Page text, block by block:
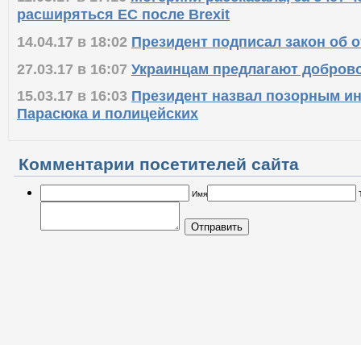
расширяться ЕС после Brexit
14.04.17 в 18:02 Президент подписал закон об
27.03.17 в 16:07 Украинцам предлагают
15.03.17 в 16:03 Президент назвал позорным
Парасюка и полицейских
Комментарии посетителей сайта
Имя
Отправить